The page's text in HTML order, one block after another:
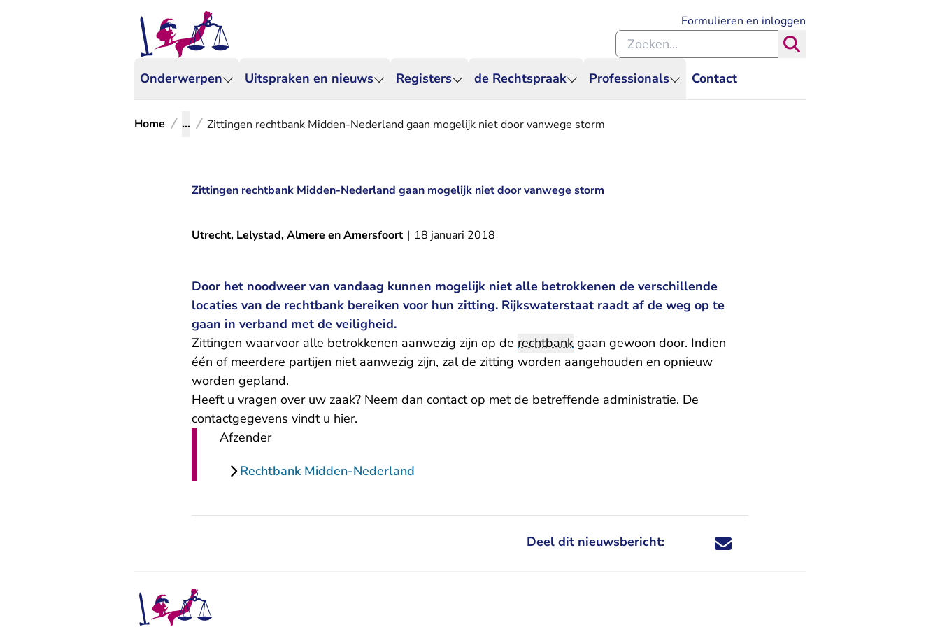
Onderwerpen Uitspraken en nieuws Registers de Rechtspraak Professionals Contact
Formulieren en inloggen
Zoeken binnen de Rechtspraak
Home ... Zittingen rechtbank Midden-Nederland gaan mogelijk niet door vanwege storm
Zittingen rechtbank Midden-Nederland gaan mogelijk niet door vanwege storm
Utrecht, Lelystad, Almere en Amersfoort | 18 januari 2018
Door het noodweer van vandaag kunnen mogelijk niet alle betrokkenen de verschillende
locaties van de rechtbank bereiken voor hun zitting. Rijkswaterstaat raadt af de weg op te
gaan in verband met de veiligheid.
Zittingen waarvoor alle betrokkenen aanwezig zijn op de rechtbank gaan gewoon door. Indien
één of meerdere partijen niet aanwezig zijn, zal de zitting worden aangehouden en opnieuw
worden gepland.
Heeft u vragen over uw zaak? Neem dan contact op met de betreffende administratie. De
contactgegevens vindt u hier.
Afzender
Rechtbank Midden-Nederland
Deel dit nieuwsbericht: Deel dit nieuwsbericht via X - U verlaat
Deel dit nieuwsbericht via Facebook - U
Deel dit nieuwsbericht via e-mail
Deel dit nieuwsbericht via LinkedIn - U